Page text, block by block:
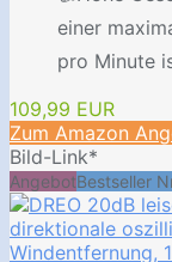
einer
pro Minute
109,99 EUR
Zum Amazon
Bild-Link*
AngebotBestseller